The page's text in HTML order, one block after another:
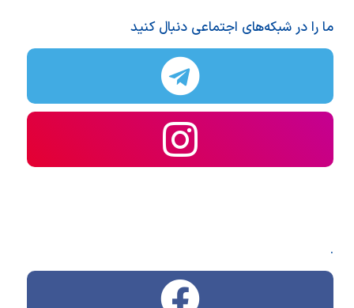
ما را در شبکه‌های اجتماعی دنبال کنید
.